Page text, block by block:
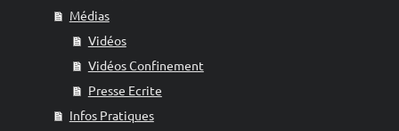
Médias
Vidéos
Vidéos Confinement
Presse Ecrite
Infos Pratiques